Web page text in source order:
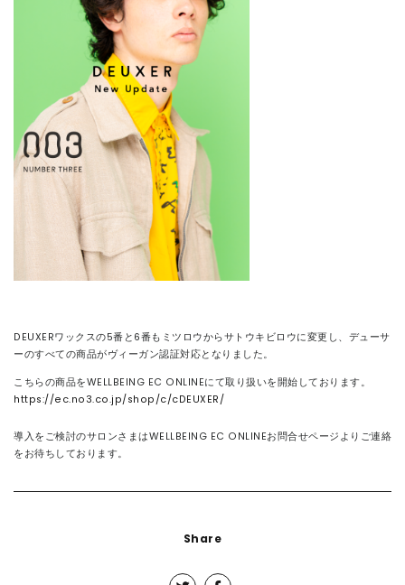
DEUXERワックスの5番と6番もミツロウからサトウキビロウに変更し、デューサ
ーのすべての商品がヴィーガン認証対応となりました。
こちらの商品をWELLBEING EC ONLINEにて取り扱いを開始しております。
https://ec.no3.co.jp/shop/c/cDEUXER/
導入をご検討のサロンさまはWELLBEING EC ONLINEお問合せページよりご連絡
をお待ちしております。
Share